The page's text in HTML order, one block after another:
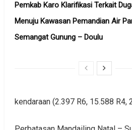
Pemkab Karo Klarifikasi Terkait
Menuju Kawasan Pemandian Air
Semangat Gunung – Doulu ‎
kendaraan (2.397 R6, 15.588 R4,